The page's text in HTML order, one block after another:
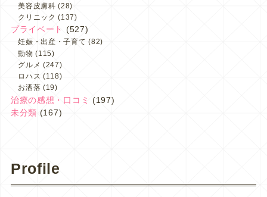
美容皮膚科 (28)
クリニック (137)
プライベート (527)
妊娠・出産・子育て (82)
動物 (115)
グルメ (247)
ロハス (118)
お洒落 (19)
治療の感想・口コミ
(197)
未分類 (167)
Profile